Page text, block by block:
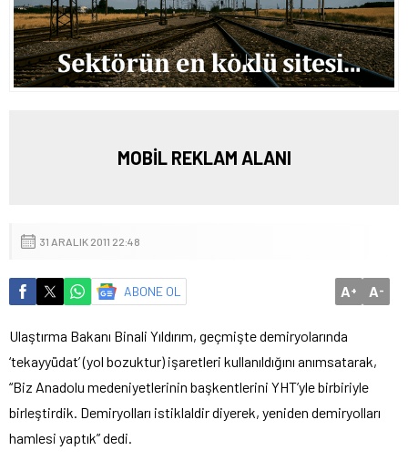
MOBİL REKLAM ALANI
31 ARALIK 2011 22:48
ABONE OL A+ A-
Ulaştırma Bakanı Binali Yıldırım, geçmişte demiryolarında
‘tekayyüdat’ (yol bozuktur) işaretleri kullanıldığını anımsatarak,
“Biz Anadolu medeniyetlerinin başkentlerini YHT’yle birbiriyle
birleştirdik. Demiryolları istiklaldir diyerek, yeniden demiryolları
hamlesi yaptık” dedi.